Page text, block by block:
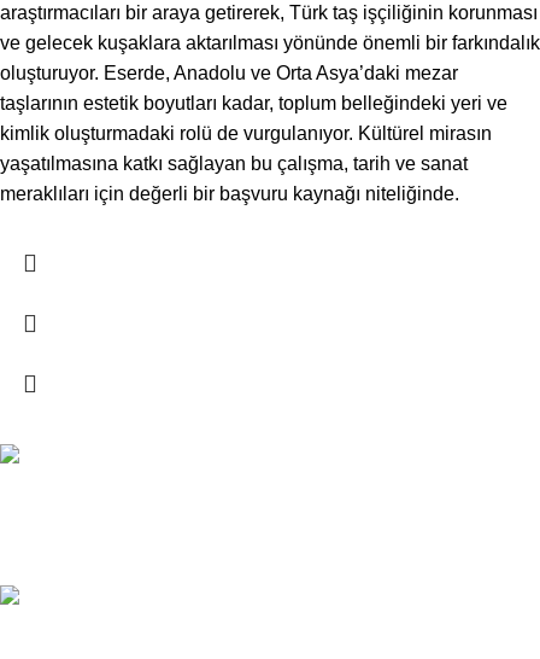
araştırmacıları bir araya getirerek, Türk taş işçiliğinin korunması
ve gelecek kuşaklara aktarılması yönünde önemli bir farkındalık
oluşturuyor. Eserde, Anadolu ve Orta Asya’daki mezar
taşlarının estetik boyutları kadar, toplum belleğindeki yeri ve
kimlik oluşturmadaki rolü de vurgulanıyor. Kültürel mirasın
yaşatılmasına katkı sağlayan bu çalışma, tarih ve sanat
meraklıları için değerli bir başvuru kaynağı niteliğinde.